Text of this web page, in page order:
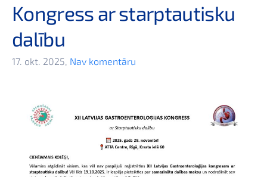
Kongress ar starptautisku
dalību
17. okt. 2025, Nav komentāru